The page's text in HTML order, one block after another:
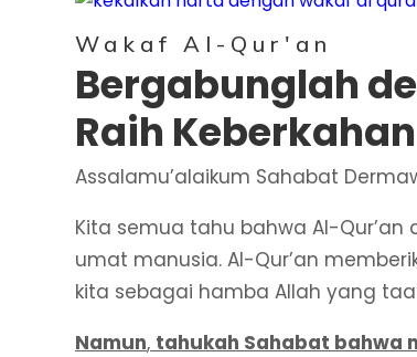
Wakaf Al-Qur'an
Bergabunglah
Raih
Assalamu’alaikum Sahabat
Kita semua tahu bahwa Al-
umat manusia. Al-Qur’an
kita sebagai hamba Allah yang
Namun, tahukah Sahabat bahwa